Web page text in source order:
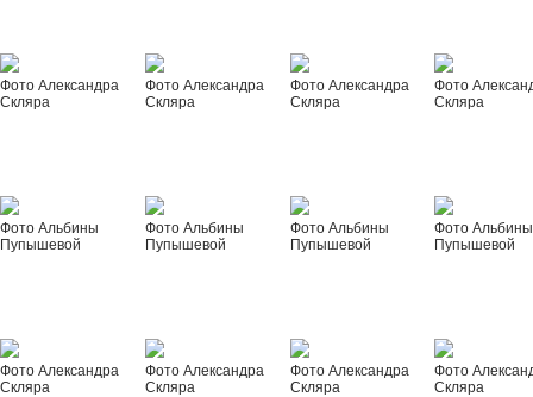
Фото Александра
Скляра
Фото Александра
Скляра
Фото Александра
Скляра
Фото
Скляра
Фото Альбины
Пупышевой
Фото Альбины
Пупышевой
Фото Альбины
Пупышевой
Фото Альбины
Пупышевой
Фото Александра
Скляра
Фото Александра
Скляра
Фото Александра
Скляра
Фото
Скляра